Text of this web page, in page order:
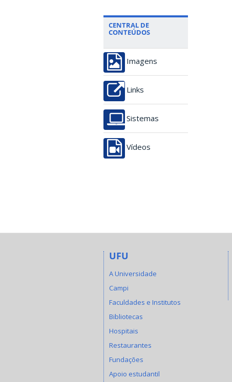
CENTRAL DE
CONTEÚDOS
Imagens
Links
Sistemas
Vídeos
UFU
A Universidade
Campi
Faculdades e Institutos
Bibliotecas
Hospitais
Restaurantes
Fundações
Apoio estudantil